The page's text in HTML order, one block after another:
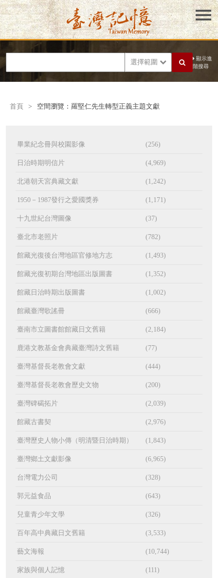
選擇範圍
顯示進
階搜尋
首頁 > 空間瀏覽：羅堅仁先生轉型正義主題文獻
畢業紀念冊與校園影像 (256)
日治時期明信片 (4,969)
北港朝天宮典藏文獻 (1,242)
1950－1987發行之愛國獎券 (1,171)
十九世紀台灣圖像 (37)
臺北市老照片 (782)
館藏光復後台灣地區官修地方志 (1,493)
館藏光復初期台灣地區出版圖書 (1,352)
館藏日治時期出版圖書 (1,002)
館藏臺灣歌謠冊 (666)
臺南市立圖書館館藏日文舊籍 (2,184)
鹿港文教基金會典藏臺灣詩文舊籍 (77)
臺灣基督長老教會文獻 (444)
臺灣基督長老教會歷史文物 (200)
臺灣碑碣拓片 (2,039)
館藏古書契 (2,976)
臺灣歷史人物小傳（明清暨日治時期） (1,843)
臺灣鄉土文獻影像 (6,965)
台灣電力公司 (328)
郭元益食品 (643)
兒童青少年文學 (326)
百年高中典藏日文舊籍 (3,533)
藝文海報 (10,744)
家族與個人記憶 (111)